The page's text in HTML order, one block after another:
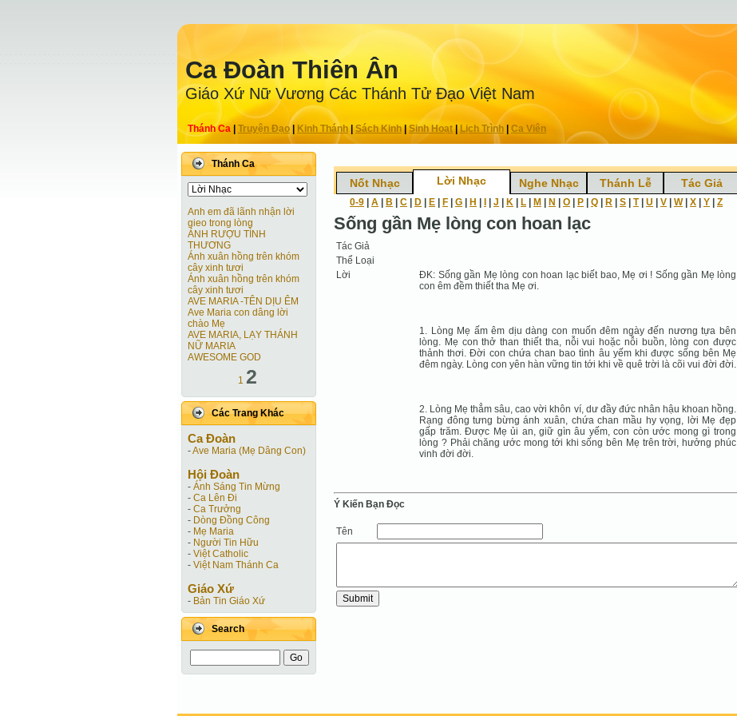
Ca Ðoàn Thiên Ân
Giáo Xứ Nữ Vương Các Thánh Tử Ðạo Việt Nam
Thánh Ca Truyện Ðạo| Kinh Thánh Sách Kinh|Sinh Hoạt| Lịch Trình Ca Viên
Thánh Ca
Anh em đã lãnh nhận lời
gieo trong lòng
ÁNH RƯỢU TÌNH
THƯƠNG
Ánh xuân hồng trên khóm
cây xinh tươi
Ánh xuân hồng trên khóm
cây xinh tươi
AVE MARIA -TÊN DỊU ÊM
Ave Maria con dâng lời
chào Mẹ
AVE MARIA, LẠY THÁNH
NỮ MARIA
AWESOME GOD
1 2
Các Trang Khác
Ca Ðoàn
-Ave Maria (Mẹ Dâng Con)
Hội Ðoàn
- Ánh Sáng Tin Mừng
- Ca Lên Đi
- Ca Trưởng
- Dòng Đồng Công
- Mẹ Maria
- Người Tin Hữu
- Việt Catholic
- Việt Nam Thánh Ca
Giáo Xứ
- Bản Tin Giáo Xứ
Search
Nốt Nhạc Lời Nhạc Nghe Nhạc Thánh Lễ Tác Giả
0-9 A B C D E F G H J K L M N O P Q R S T| U V W| X Y Z
Sống gần Mẹ lòng con hoan lạc
Tác Giả
Thể Loại
Lời
ÐK: Sống gần Mẹ lòng con hoan lạc biết bao, Mẹ ơi ! Sống gần Mẹ lòng
con êm đềm thiết tha Mẹ ơi.
1. Lòng Mẹ ấm êm dịu dàng con muốn đêm ngày đến nương tựa bên
lòng. Mẹ con thở than thiết tha, nỗi vui hoặc nỗi buồn, lòng con được
thảnh thơi. Ðời con chứa chan bao tình âu yếm khi được sống bên Mẹ
đêm ngày. Lòng con yên hàn vững tin tới khi về quê trời là cõi vui đời đời.
2. Lòng Mẹ thẳm sâu, cao vời khôn ví, dư đầy đức nhân hậu khoan hồng.
Rạng đông tưng bừng ánh xuân, chứa chan mầu hy vọng, lời Mẹ đẹp
gấp trăm. Ðược Mẹ ủi an, giữ gìn âu yếm, con còn ước mong gì trong
lòng ? Phải chăng ước mong tới khi sống bên Mẹ trên trời, hưởng phúc
vinh đời đời.
Ý Kiến Bạn Ðọc
Tên